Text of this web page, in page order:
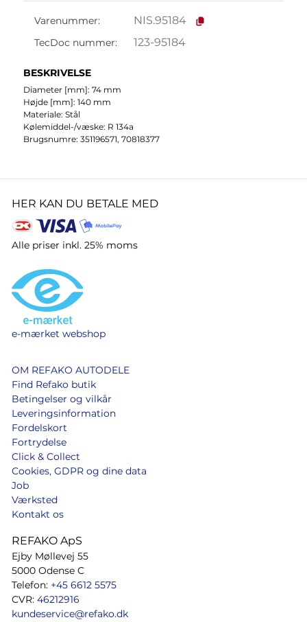
Varenummer: NIS.95184
TecDoc nummer: 123-95184
BESKRIVELSE
Diameter [mm]: 74 mm
Højde [mm]: 140 mm
Materiale: Stål
Kølemiddel-/væske: R 134a
Brugsnumre: 351196571, 70818377
HER KAN DU BETALE MED
Alle priser inkl. 25% moms
e-mærket webshop
OM REFAKO AUTODELE
Find Refako butik
Betingelser og vilkår
Leveringsinformation
Fordelskort
Fortrydelse
Click & Collect
Cookies, GDPR og dine data
Job
Værksted
Kontakt os
REFAKO ApS
Ejby Møllevej 55
5000 Odense C
Telefon: +45 6612 5575
CVR: 46212916
kundeservice@refako.dk